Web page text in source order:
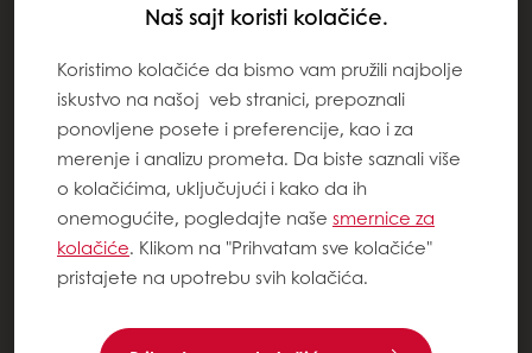
Naš sajt koristi kolačiće.
Koristimo kolačiće da bismo vam pružili najbolje
iskustvo na našoj veb stranici, prepoznali
ponovljene posete i preferencije, kao i za
merenje i analizu prometa. Da biste saznali više
o kolačićima, uključujući i kako da ih
onemogućite, pogledajte naše smernice za
kolačiće. Klikom na "Prihvatam sve kolačiće"
pristajete na upotrebu svih kolačića.